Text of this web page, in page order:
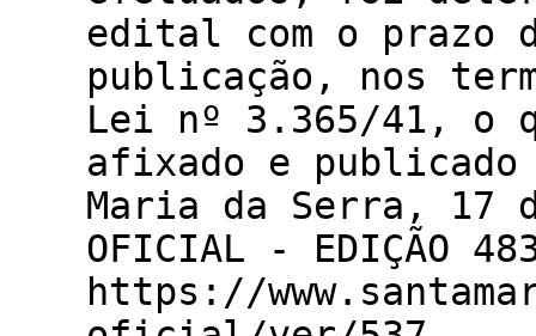
edital com o prazo
publicação, nos
Lei nº 3.365/41, o
afixado e
Maria da Serra, 17
OFICIAL - EDIÇÃO
https://